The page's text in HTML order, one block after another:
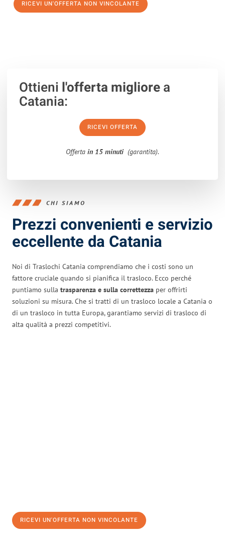
RICEVI UN'OFFERTA NON VINCOLANTE
Ottieni l'offerta migliorea
Catania:
RICEVI OFFERTA
Offerta in 15 minuti (garantita).
CHI SIAMO
Prezzi convenienti e servizio
eccellente da Catania
Noi di Traslochi Catania comprendiamo che i costi sono un
fattore cruciale quando si pianifica il trasloco. Ecco perché
puntiamo sulla trasparenza e sulla correttezza per offrirti
soluzioni su misura. Che si tratti di un trasloco locale a Catania o
di un trasloco in tutta Europa, garantiamo servizi di trasloco di
alta qualità a prezzi competitivi.
RICEVI UN'OFFERTA NON VINCOLANTE